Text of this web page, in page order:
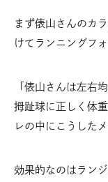
まず俵山さんのカ
けてランニングフ
「俵山さんは左右
拇趾球に正しく体
レの中にこうした
効果的なのはラン